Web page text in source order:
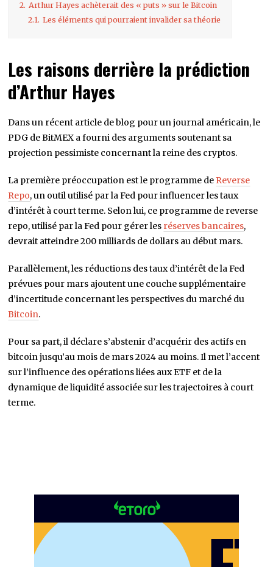
2. Arthur Hayes achèterait des « puts » sur le Bitcoin
2.1. Les éléments qui pourraient invalider sa théorie
Les raisons derrière la prédiction
d’Arthur Hayes
Dans un récent article de blog pour un journal américain, le
PDG de BitMEX a fourni des arguments soutenant sa
projection pessimiste concernant la reine des cryptos.
La première préoccupation est le programme de Reverse
Repo, un outil utilisé par la Fed pour influencer les taux
d’intérêt à court terme. Selon lui, ce programme de reverse
repo, utilisé par la Fed pour gérer les réserves bancaires,
devrait atteindre 200 milliards de dollars au début mars.
Parallèlement, les réductions des taux d’intérêt de la Fed
prévues pour mars ajoutent une couche supplémentaire
d’incertitude concernant les perspectives du marché du
Bitcoin.
Pour sa part, il déclare s’abstenir d’acquérir des actifs en
bitcoin jusqu’au mois de mars 2024 au moins. Il met l’accent
sur l’influence des opérations liées aux ETF et de la
dynamique de liquidité associée sur les trajectoires à court
terme.